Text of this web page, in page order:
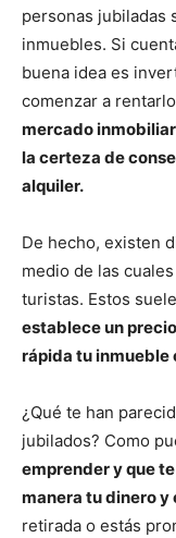
personas jubiladas
inmuebles. Si
buena idea es
comenzar a
mercado
la certeza de
alquiler.
De hecho, existen
medio de las
turistas. Estos
establece un
rápida tu inmueble
¿Qué te han
jubilados? Como
emprender y que
manera tu dinero y
retirada o estás